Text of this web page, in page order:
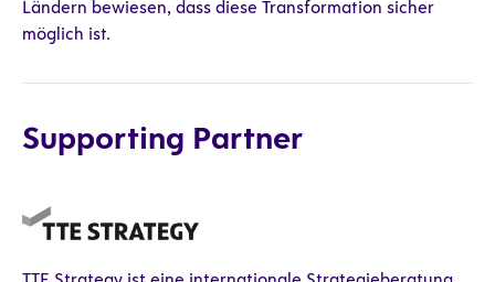
Ländern bewiesen, dass diese Transformation sicher
möglich ist.
Supporting Partner